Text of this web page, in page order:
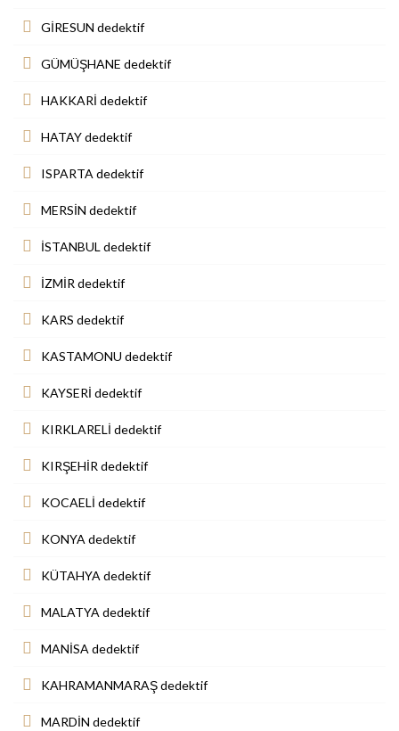
GİRESUN dedektif
GÜMÜŞHANE dedektif
HAKKARİ dedektif
HATAY dedektif
ISPARTA dedektif
MERSİN dedektif
İSTANBUL dedektif
İZMİR dedektif
KARS dedektif
KASTAMONU dedektif
KAYSERİ dedektif
KIRKLARELİ dedektif
KIRŞEHİR dedektif
KOCAELİ dedektif
KONYA dedektif
KÜTAHYA dedektif
MALATYA dedektif
MANİSA dedektif
KAHRAMANMARAŞ dedektif
MARDİN dedektif